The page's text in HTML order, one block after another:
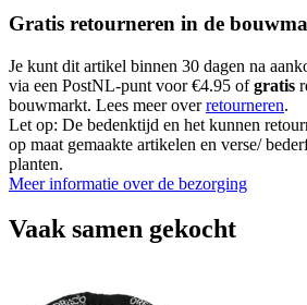
Gratis retourneren in de
Je kunt dit artikel binnen 30 dagen na
via een PostNL-punt voor €4.95 ofgratis
bouwmarkt. Lees meer overretourneren.
Let op: De bedenktijd en het kunnen
op maat gemaakte artikelen en verse/
planten.
Meer informatie over de bezorging
Vaak samen gekocht